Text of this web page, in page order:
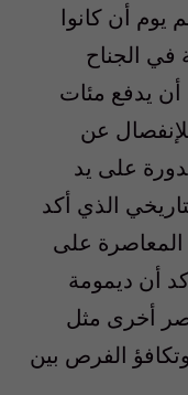
يوم أن كانوا
في الجناح
أن يدفع مئات
عن
على يد
الذي أكد
المعاصرة على
أن ديمومة
أخرى مثل
الفرص بين